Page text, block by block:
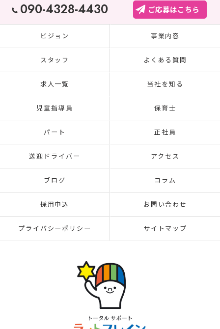
090-4328-4430 ご応募はこちら
ビジョン 事業内容
スタッフ よくある質問
求人一覧 当社を知る
児童指導員 保育士
パート 正社員
送迎ドライバー アクセス
ブログ コラム
採用申込 お問い合わせ
プライバシーポリシー サイトマップ